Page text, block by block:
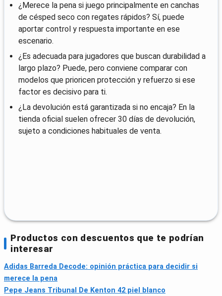
¿Merece la pena si juego principalmente en canchas
de césped seco con regates rápidos? Sí, puede
aportar control y respuesta importante en ese
escenario.
¿Es adecuada para jugadores que buscan durabilidad a
largo plazo? Puede, pero conviene comparar con
modelos que prioricen protección y refuerzo si ese
factor es decisivo para ti.
¿La devolución está garantizada si no encaja? En la
tienda oficial suelen ofrecer 30 días de devolución,
sujeto a condiciones habituales de venta.
Productos con descuentos que te podrían
interesar
Adidas Barreda Decode: opinión práctica para decidir si
merece la pena
Pepe Jeans Tribunal De Kenton 42 piel blanco